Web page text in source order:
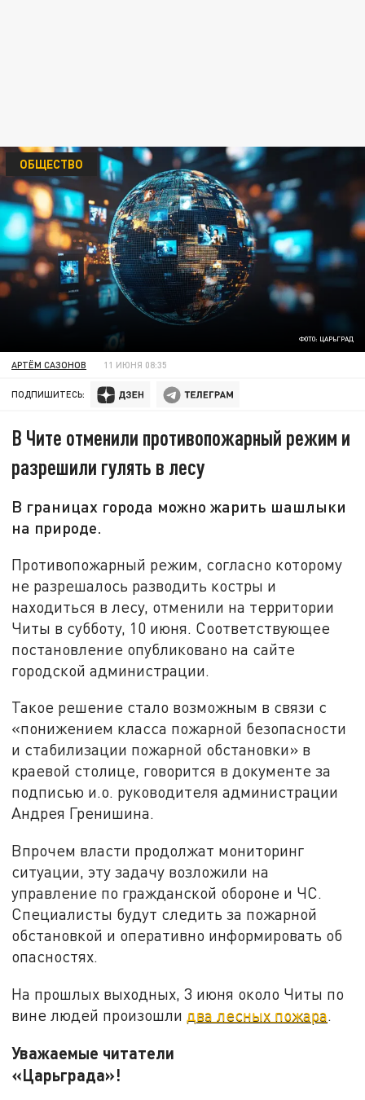
ФОТО: ЦАРЬГРАД
ОБЩЕСТВО
АРТЁМ САЗОНОВ 11 ИЮНЯ 08:35
ПОДПИШИТЕСЬ:
В Чите отменили противопожарный режим и
разрешили гулять в лесу
В границах города можно жарить шашлыки
на природе.
Противопожарный режим, согласно которому
не разрешалось разводить костры и
находиться в лесу, отменили на территории
Читы в субботу, 10 июня. Соответствующее
постановление опубликовано на сайте
городской администрации.
Такое решение стало возможным в связи с
«понижением класса пожарной безопасности
и стабилизации пожарной обстановки» в
краевой столице, говорится в документе за
подписью и.о. руководителя администрации
Андрея Гренишина.
Впрочем власти продолжат мониторинг
ситуации, эту задачу возложили на
управление по гражданской обороне и ЧС.
Специалисты будут следить за пожарной
обстановкой и оперативно информировать об
опасностях.
На прошлых выходных, 3 июня около Читы по
вине людей произошли два лесных пожара.
Уважаемые читатели
«Царьграда»!